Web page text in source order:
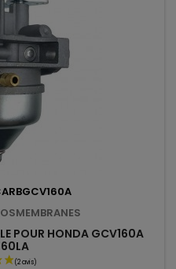
POUR HONDA GCV160A